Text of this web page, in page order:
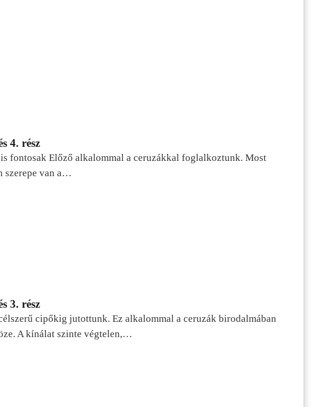
4. rész
fontosak Előző alkalommal a ceruzákkal foglalkoztunk. Most
szerepe van a…
3. rész
cipőkig jutottunk. Ez alkalommal a ceruzák birodalmában
A kínálat szinte végtelen,…